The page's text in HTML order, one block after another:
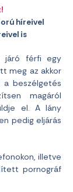
híreivel
is
járó férfi egy
meg az akkor
beszélgetés
magáról
el. A lány
pedig eljárás
illetve
pornográf